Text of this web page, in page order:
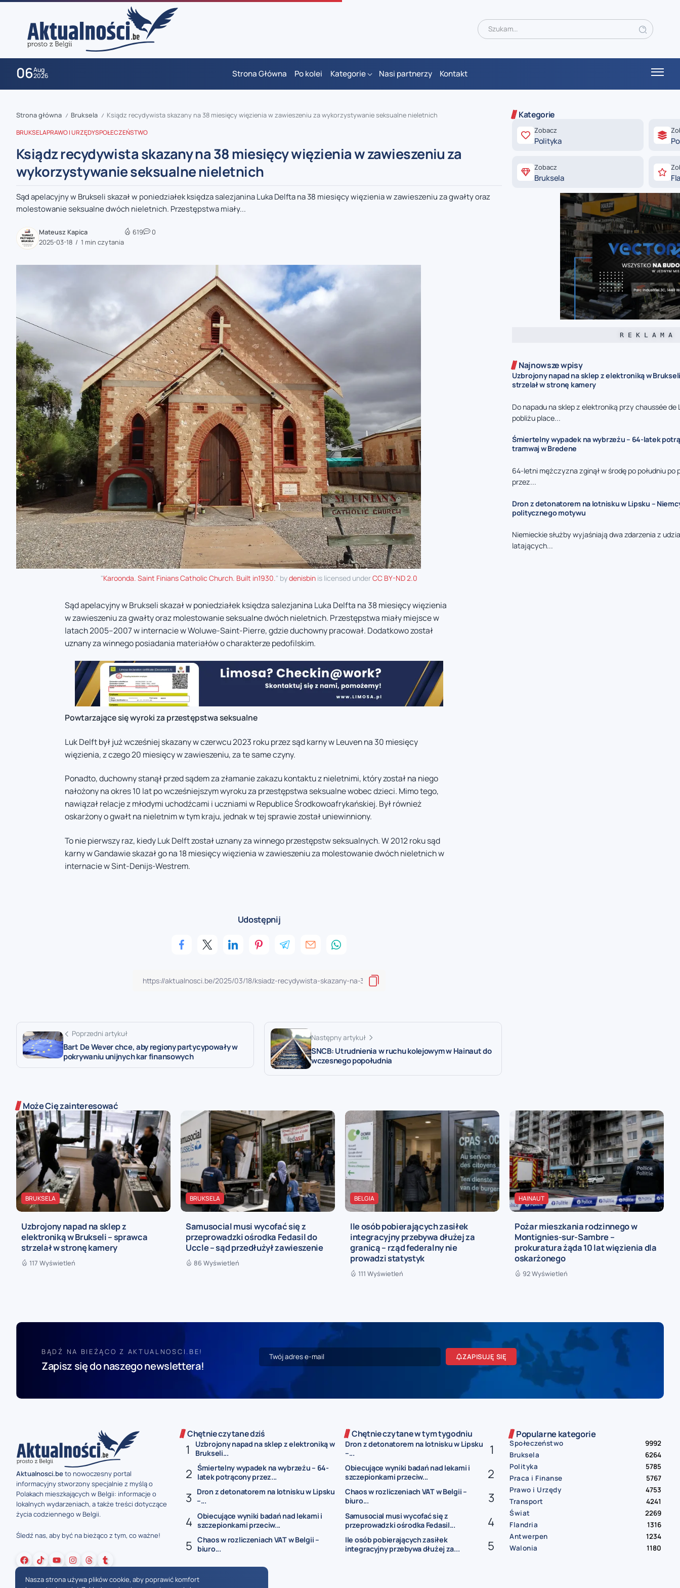
06Aug
2026 Strona Główna Po kolei Kategorie Nasi partnerzy Kontakt
zaobserwuj nas
zaobserwuj nas
zaobserwuj nas
zaobserwuj nas
Strona główna / Bruksela / Ksiądz recydywista skazany na 38 miesięcy więzienia w zawieszeniu za wykorzystywanie seksualne nieletnich
BRUKSELAPRAWO I URZĘDYSPOŁECZEŃSTWO
Ksiądz recydywista skazany na 38 miesięcy więzienia w zawieszeniu za
wykorzystywanie seksualne nieletnich
Sąd apelacyjny w Brukseli skazał w poniedziałek księdza salezjanina Luka Delfta na 38 miesięcy więzienia w zawieszeniu za gwałty oraz
molestowanie seksualne dwóch nieletnich. Przestępstwa miały...
Mateusz Kapica
2025-03-18
1 min czytania
619 0
"Karoonda. Saint Finians Catholic Church. Built in1930." bydenisbin is licensed underCC BY-ND 2.0
Sąd apelacyjny w Brukseli skazał w poniedziałek księdza salezjanina Luka Delfta na 38 miesięcy więzienia
w zawieszeniu za gwałty oraz molestowanie seksualne dwóch nieletnich. Przestępstwa miały miejsce w
latach 2005–2007 w internacie w Woluwe-Saint-Pierre, gdzie duchowny pracował. Dodatkowo został
uznany za winnego posiadania materiałów o charakterze pedofilskim.
Powtarzające się wyroki za przestępstwa seksualne
Luk Delft był już wcześniej skazany w czerwcu 2023 roku przez sąd karny w Leuven na 30 miesięcy
więzienia, z czego 20 miesięcy w zawieszeniu, za te same czyny.
Ponadto, duchowny stanął przed sądem za złamanie zakazu kontaktu z nieletnimi, który został na niego
nałożony na okres 10 lat po wcześniejszym wyroku za przestępstwa seksualne wobec dzieci. Mimo tego,
nawiązał relacje z młodymi uchodźcami i uczniami w Republice Środkowoafrykańskiej. Był również
oskarżony o gwałt na nieletnim w tym kraju, jednak w tej sprawie został uniewinniony.
To nie pierwszy raz, kiedy Luk Delft został uznany za winnego przestępstw seksualnych. W 2012 roku sąd
karny w Gandawie skazał go na 18 miesięcy więzienia w zawieszeniu za molestowanie dwóch nieletnich w
internacie w Sint-Denijs-Westrem.
Udostępnij
Poprzedni artykuł
Bart De Wever chce, aby regiony partycypowały w
pokrywaniu unijnych kar finansowych
Następny artykuł
SNCB: Utrudnienia w ruchu kolejowym w Hainaut do
wczesnego popołudnia
Kategorie
Zobacz
Polityka
Zobacz
Bruksela
R E K L A M A
Najnowsze wpisy
Uzbrojony napad na sklep z elektroniką w
strzelał w stronę kamery
Do napadu na sklep z elektroniką przy chaussée de
pobliżu place...
Śmiertelny wypadek na wybrzeżu – 64-latek
tramwaj w Bredene
64-letni mężczyzna zginął w środę po południu po
przez...
Dron z detonatorem na lotnisku w Lipsku –
politycznego motywu
Niemieckie służby wyjaśniają dwa zdarzenia z
latających...
Może Cię zainteresować
BRUKSELA
Uzbrojony napad na sklep z
elektroniką w Brukseli – sprawca
strzelał w stronę kamery
117 Wyświetleń
BRUKSELA
Samusocial musi wycofać się z
przeprowadzki ośrodka Fedasil do
Uccle – sąd przedłużył zawieszenie
86 Wyświetleń
BELGIA
Ile osób pobierających zasiłek
integracyjny przebywa dłużej za
granicą – rząd federalny nie
prowadzi statystyk
111 Wyświetleń
HAINAUT
Pożar mieszkania rodzinnego w
Montignies-sur-Sambre –
prokuratura żąda 10 lat więzienia dla
oskarżonego
92 Wyświetleń
BĄDŹ NA BIEŻĄCO Z AKTUALNOSCI.BE!
Zapisz się do naszego newslettera!
ZAPISUJĘ SIĘ
Aktualnosci.beto nowoczesny portal
informacyjny stworzony specjalnie z myślą o
Polakach mieszkających w Belgii: informacje o
lokalnych wydarzeniach, a także treści dotyczące
życia codziennego w Belgii.
Śledź nas, aby być na bieżąco z tym, co ważne!
Chętnie czytane dziś
Uzbrojony napad na sklep z elektroniką w
Brukseli...
Śmiertelny wypadek na wybrzeżu – 64-
latek potrącony przez...
Dron z detonatorem na lotnisku w Lipsku
–...
Obiecujące wyniki badań nad lekami i
szczepionkami przeciw...
Chaos w rozliczeniach VAT w Belgii –
biuro...
Chętnie czytane w tym tygodniu
Dron z detonatorem na lotnisku w Lipsku
–...
Obiecujące wyniki badań nad lekami i
szczepionkami przeciw...
Chaos w rozliczeniach VAT w Belgii –
biuro...
Samusocial musi wycofać się z
przeprowadzki ośrodka Fedasil...
Ile osób pobierających zasiłek
integracyjny przebywa dłużej za...
Popularne kategorie
Społeczeństwo
9992
Bruksela
6264
Polityka
5785
Praca i Finanse
5767
Prawo i Urzędy
4753
Transport
4241
Świat
2269
Flandria
1316
Antwerpen
1234
Walonia
1180
Nasza strona używa plików cookie, aby poprawić komfort